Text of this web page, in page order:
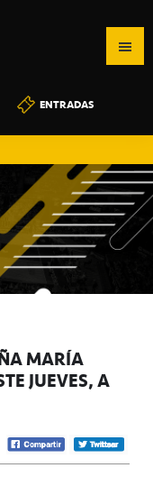
ENTRADAS
MARÍA
JUEVES, A